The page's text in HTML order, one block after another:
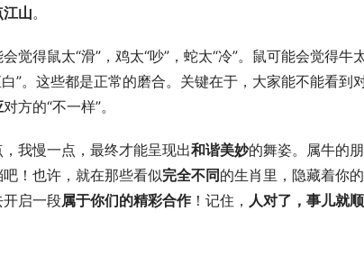
山。
觉得鼠太“滑”，鸡太“吵”，蛇太“冷”。鼠可能会觉得牛
”。这些都是正常的磨合。关键在于，大家能不能看到
对方的“不一样”。
我慢一点，最终才能呈现出和谐美妙的舞姿。属牛的朋
吧！也许，就在那些看似完全不同的生肖里，隐藏着你的
开启一段属于你们的精彩合作！记住， 人对了，事儿就顺